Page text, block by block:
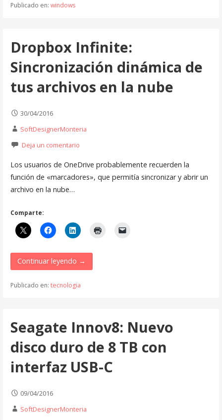
Publicado en: windows
Dropbox Infinite:
Sincronización dinámica de
tus archivos en la nube
30/04/2016
SoftDesignerMonteria
Deja un comentario
Los usuarios de OneDrive probablemente recuerden la
función de «marcadores», que permitía sincronizar y abrir un
archivo en la nube…
Comparte:
Continuar leyendo →
Publicado en: tecnologia
Seagate Innov8: Nuevo
disco duro de 8 TB con
interfaz USB-C
09/04/2016
SoftDesignerMonteria